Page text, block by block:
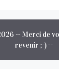
-- Merci de
revenir ;-) --